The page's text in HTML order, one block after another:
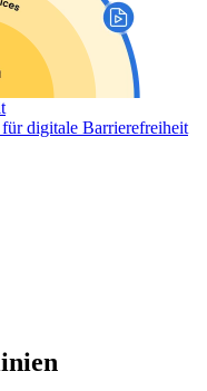
digitale Barrierefreiheit